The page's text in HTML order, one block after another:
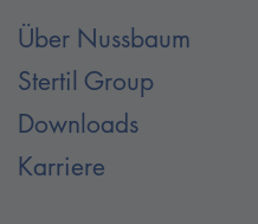
Über Nussbaum
Stertil Group
Downloads
Karriere